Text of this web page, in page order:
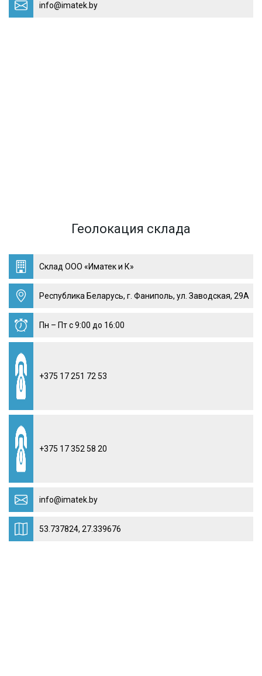
info@imatek.by
Геолокация склада
Склад ООО «Иматек и К»
Республика Беларусь, г. Фаниполь, ул. Заводская, 29А
Пн – Пт с 9:00 до 16:00
+375 17 251 72 53
+375 17 352 58 20
info@imatek.by
53.737824, 27.339676